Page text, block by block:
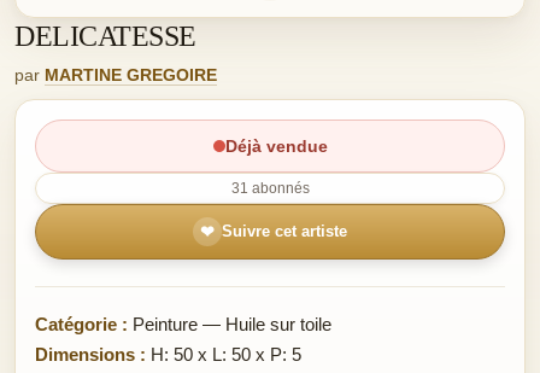
DELICATESSE
par MARTINE GREGOIRE
Déjà vendue
31 abonnés
❤ Suivre cet artiste
Catégorie : Peinture — Huile sur toile
Dimensions : H: 50 x L: 50 x P: 5